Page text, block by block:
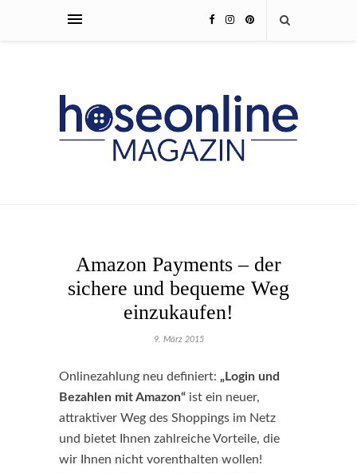
Amazon Payments – der
sichere und bequeme Weg
einzukaufen!
9. März 2015
Onlinezahlung neu definiert: „Login und
Bezahlen mit Amazon“ ist ein neuer,
attraktiver Weg des Shoppings im Netz
und bietet Ihnen zahlreiche Vorteile, die
wir Ihnen nicht vorenthalten wollen!